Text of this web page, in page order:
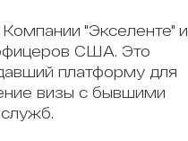
"Экселенте" и
США. Это
платформу для
визы с бывшими